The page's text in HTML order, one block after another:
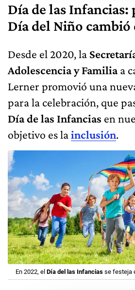
Día de las Infancias:
Día del Niño cambió
Desde el 2020, la
Adolescencia y Familiaa
Lerner promovió una
para la celebración, que
Día de las Infancias en
objetivo es lainclusión.
En 2022, el Día del las Infancias se festeja